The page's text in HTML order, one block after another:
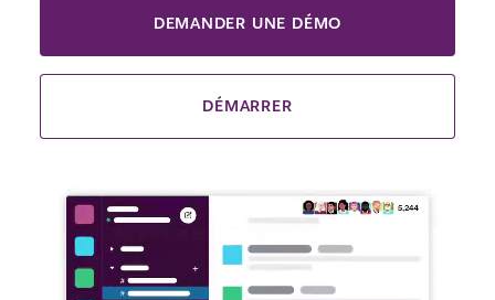
DEMANDER UNE DÉMO
DÉMARRER